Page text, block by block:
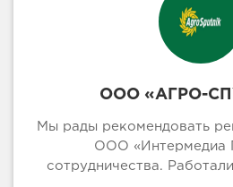
ООО «АГРО-
Мы рады рекомендовать
ООО «Интермедиа
сотрудничества.